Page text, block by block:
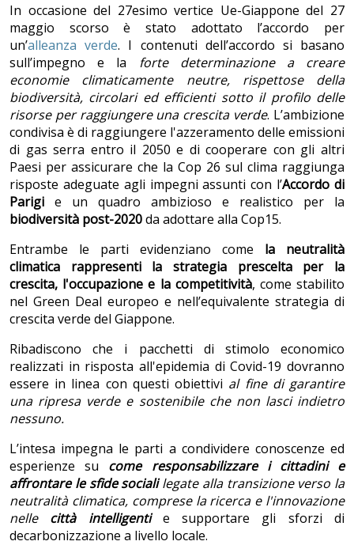
In occasione del 27esimo vertice Ue-Giappone del 27
maggio scorso è stato adottato l’accordo per
un’alleanza verde. I contenuti dell’accordo si basano
sull’impegno e la forte
determinazione a creare
economie climaticamente neutre, rispettose della
biodiversità, circolari ed efficienti sotto il profilo delle
risorse per raggiungere una crescita verde. L’ambizione
condivisa è di raggiungere l'azzeramento delle emissioni
di gas serra entro il 2050 e di cooperare con gli altri
Paesi per assicurare che la Cop 26 sul clima raggiunga
risposte adeguate agli impegni assunti con l’Accordo di
Parigi e un quadro ambizioso e realistico per la
biodiversità post-2020da adottare alla Cop15.
Entrambe le parti evidenziano come la neutralità
climatica rappresenti la strategia prescelta per la
crescita, l'occupazione e la competitività, come stabilito
nel Green Deal europeo e nell’equivalente strategia di
crescita verde del Giappone.
Ribadiscono che i pacchetti di stimolo economico
realizzati in risposta all'epidemia di Covid-19 dovranno
essere in linea con questi obiettivi al fine di garantire
una ripresa verde e sostenibile che non lasci indietro
nessuno.
L’intesa impegna le parti a condividere conoscenze ed
esperienze su come responsabilizzare i cittadini e
affrontare le sfide socialilegate alla transizione verso la
neutralità climatica, comprese la ricerca e l'innovazione
nelle città intelligentie supportare gli sforzi di
decarbonizzazione a livello locale.